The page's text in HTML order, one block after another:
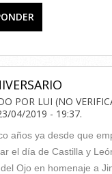
POR LUI (NO
04/2019 - 19:37.
años ya desde que
el día de Castilla y
Ojo en homenaje a